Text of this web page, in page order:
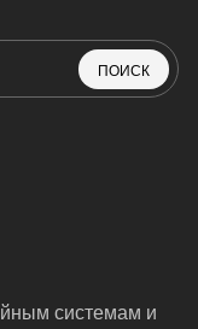
ПОИСК
системам и